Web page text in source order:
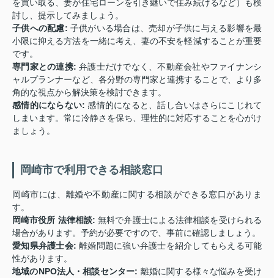
を買い取る、妻が住宅ローンを引き継いで住み続けるなど）も検
討し、提示してみましょう。
子供への配慮: 子供がいる場合は、売却が子供に与える影響を最
小限に抑える方法を一緒に考え、妻の不安を軽減することが重要
です。
専門家との連携: 弁護士だけでなく、不動産会社やファイナンシ
ャルプランナーなど、各分野の専門家と連携することで、より多
角的な視点から解決策を検討できます。
感情的にならない: 感情的になると、話し合いはさらにこじれて
しまいます。常に冷静さを保ち、理性的に対応することを心がけ
ましょう。
岡崎市で利用できる相談窓口
岡崎市には、離婚や不動産に関する相談ができる窓口がありま
す。
岡崎市役所 法律相談: 無料で弁護士による法律相談を受けられる
場合があります。予約が必要ですので、事前に確認しましょう。
愛知県弁護士会: 離婚問題に強い弁護士を紹介してもらえる可能
性があります。
地域のNPO法人・相談センター: 離婚に関する様々な悩みを受け